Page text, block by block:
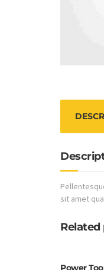
sit amet
Power